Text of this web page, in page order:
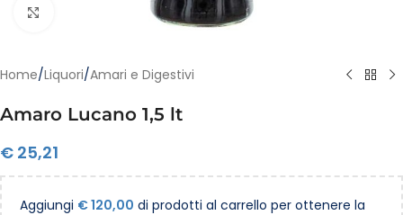
Clicca per ingrandire
Home/Liquori/Amari e Digestivi
Amaro Lucano 1,5 lt
€ 25,21
Aggiungi €120,00 di prodotti al carrello per ottenere la